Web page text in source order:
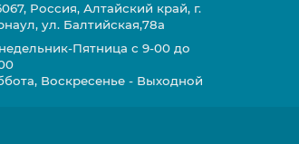
Россия, Алтайский край, г.
ул. Балтийская,78а
Пятница с 9-00 до
Воскресенье - Выходной